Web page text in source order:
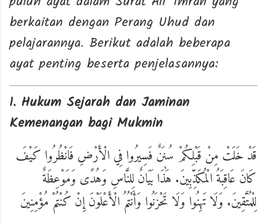
berkaitan dengan Perang Uhud dan
pelajarannya. Berikut adalah beberapa
ayat penting beserta penjelasannya:
1. Hukum Sejarah dan Jaminan
Kemenangan bagi Mukmin
قَدْ خَلَتْ مِنْ قَبْلِكُمْ سُنَنٌ فَسِيرُوا فِي الْأَرْضِ فَانْظُرُوا كَيْفَ
كَانَ عَاقِبَةُ الْمُكَذِّبِينَ. هَٰذَا بَيَانٌ لِلنَّاسِ وَهُدًى وَمَوْعِظَةٌ
لِلْمُتَّقِينَ. وَلَا تَهِنُوا وَلَا تَحْزَنُوا وَأَنْتُمُ الْأَعْلَوْنَ إِنْ كُنْتُمْ مُؤْمِنِينَ